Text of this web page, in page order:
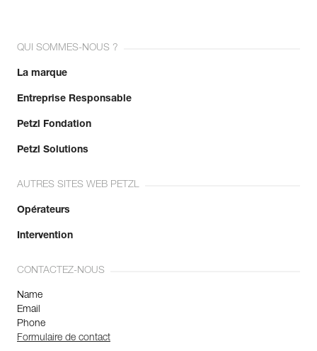
QUI SOMMES-NOUS ?
La marque
Entreprise Responsable
Petzl Fondation
Petzl Solutions
AUTRES SITES WEB PETZL
Opérateurs
Intervention
CONTACTEZ-NOUS
Name
Email
Phone
Formulaire de contact